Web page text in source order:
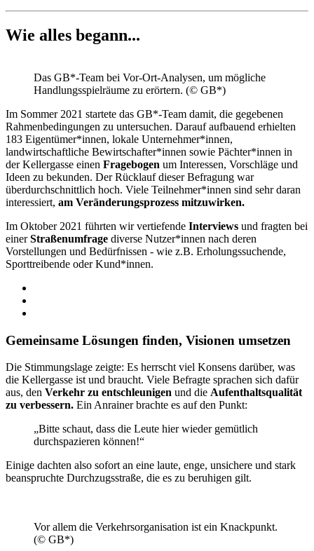
Wie alles begann...
Das GB*-Team bei Vor-Ort-Analysen, um mögliche
Handlungsspielräume zu erörtern. (© GB*)
Im Sommer 2021 startete das GB*-Team damit, die gegebenen
Rahmenbedingungen zu untersuchen. Darauf aufbauend erhielten
183 Eigentümer*innen, lokale Unternehmer*innen,
landwirtschaftliche Bewirtschafter*innen sowie Pächter*innen in
der Kellergasse einen Fragebogen um Interessen, Vorschläge und
Ideen zu bekunden. Der Rücklauf dieser Befragung war
überdurchschnittlich hoch. Viele Teilnehmer*innen sind sehr daran
interessiert, am Veränderungsprozess mitzuwirken.
Im Oktober 2021 führten wir vertiefende Interviews und fragten bei
einerStraßenumfrage diverse Nutzer*innen nach deren
Vorstellungen und Bedürfnissen - wie z.B. Erholungssuchende,
Sporttreibende oder Kund*innen.
Gemeinsame Lösungen finden, Visionen umsetzen
Die Stimmungslage zeigte: Es herrscht viel Konsens darüber, was
die Kellergasse ist und braucht. Viele Befragte sprachen sich dafür
aus, den Verkehr zu entschleunigen und die Aufenthaltsqualität
zu verbessern. Ein Anrainer brachte es auf den Punkt:
„Bitte schaut, dass die Leute hier wieder gemütlich
durchspazieren können!“
Einige dachten also sofort an eine laute, enge, unsichere und stark
beanspruchte Durchzugsstraße, die es zu beruhigen gilt.
Vor allem die Verkehrsorganisation ist ein Knackpunkt.
(© GB*)